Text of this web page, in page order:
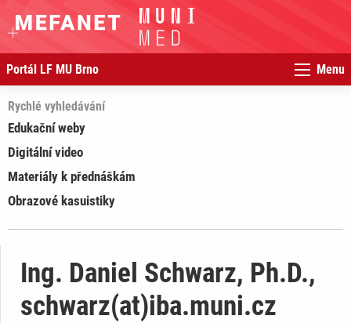
Portál LF MU Brno Menu
Rychlé vyhledávání
Edukační weby
Digitální video
Materiály k přednáškám
Obrazové kasuistiky
Ing. Daniel Schwarz, Ph.D.,
schwarz(at)iba.muni.cz